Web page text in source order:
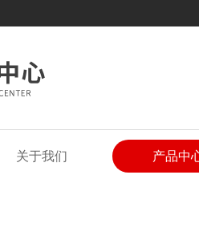
关于我们 产品中